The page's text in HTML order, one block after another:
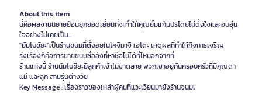
About this item
นี่คือผลงานนิยายย้อนยุคยอดเยี่ยมที่จะทำให้คุณยิ้มแก้มปริโดยไม่ตั้งใจและอบอุ่น
ใจอย่างไม่เคยเป็น...
"มัมโบชัยะ"เป็นร้านขนมที่ตั้งอยในโคจิมาจิ เฮโตะ เหตุผลที่ทำให้กิจการเจริญ
รุ่งเรืองก็คือการขายขนมชื่อลังที่หาชื่อไม่ได้ที่ไหนอกจากที่
ร้านแห่งนี้ ร้านนัมโบชียะมีลูกค้าเจ้าไม่ขาดสาย พวกเขาอยู่กันครอบครัวที่มีคุณตา
แม่ และลูก สามรุ่นต่างวัย
Key Message : เรื่องราวของเหล่าผู้คนที่แวะเวียนมายังร้านจนมเ